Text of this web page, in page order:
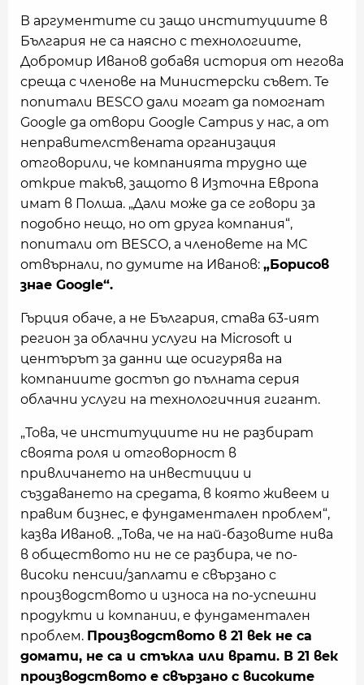
В аргументите си защо институциите в
България не са наясно с технологиите,
Добромир Иванов добавя история от негова
среща с членове на Министерски съвет. Те
попитали BESCO дали могат да помогнат
Google да отвори Google Campus у нас, а от
неправителствената организация
отговорили, че компанията трудно ще
открие такъв, защото в Източна Европа
имат в Полша. „Дали може да се говори за
подобно нещо, но от друга компания“,
попитали от BESCO, а членовете на МС
отвърнали, по думите на Иванов: „Борисов
знае Google“.
Гърция обаче, а не България, става 63-ият
регион за облачни услуги на Microsoft и
центърът за данни ще осигурява на
компаниите достъп до пълната серия
облачни услуги на технологичния гигант.
„Това, че институциите ни не разбират
своята роля и отговорност в
привличането на инвестиции и
създаването на средата, в която живеем и
правим бизнес, е фундаментален проблем“,
казва Иванов. „Това, че на най-базовите нива
в обществото ни не се разбира, че по-
високи пенсии/заплати е свързано с
производството и износа на по-успешни
продукти и компании, е фундаментален
проблем. Производството в 21 век не са
домати, не са и стъкла или врати. В 21 век
производството е свързано с високите